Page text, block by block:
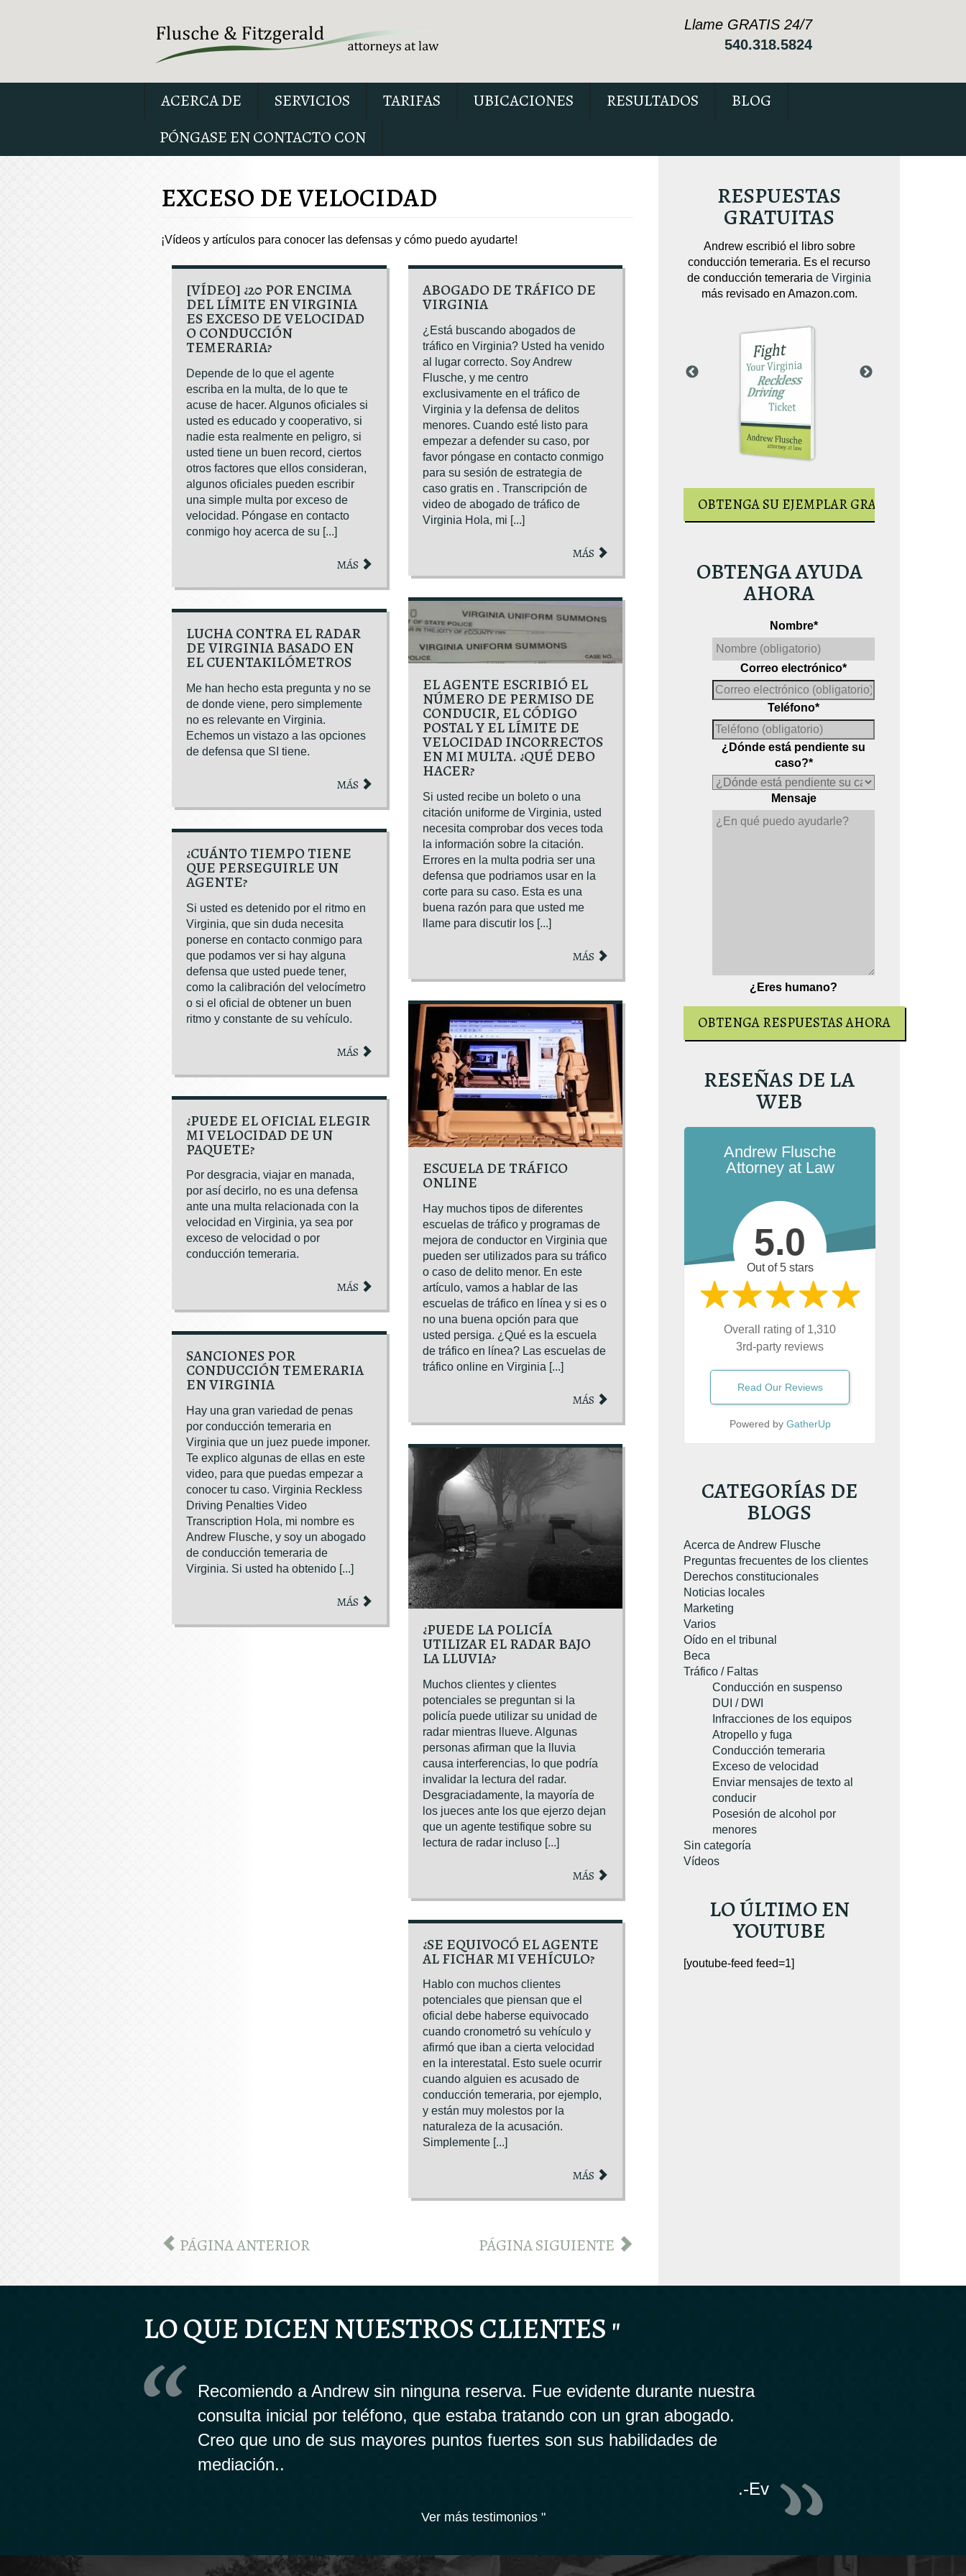
Llame GRATIS 24/7
540.318.5824
ACERCA DE SERVICIOS TARIFAS UBICACIONES RESULTADOS
BLOG
PÓNGASE EN CONTACTO CON
EXCESO DE VELOCIDAD
¡Vídeos y artículos para conocer las defensas y cómo puedo ayudarte!
[VÍDEO] ¿20 POR ENCIMA
DEL LÍMITE EN VIRGINIA
ES EXCESO DE VELOCIDAD
O CONDUCCIÓN
TEMERARIA?
Depende de lo que el agente
escriba en la multa, de lo que te
acuse de hacer. Algunos oficiales si
usted es educado y cooperativo, si
nadie esta realmente en peligro, si
usted tiene un buen record, ciertos
otros factores que ellos consideran,
algunos oficiales pueden escribir
una simple multa por exceso de
velocidad. Póngase en contacto
conmigo hoy acerca de su [...]
MÁS
LUCHA CONTRA EL RADAR
DE VIRGINIA BASADO EN
EL CUENTAKILÓMETROS
Me han hecho esta pregunta y no se
de donde viene, pero simplemente
no es relevante en Virginia.
Echemos un vistazo a las opciones
de defensa que SI tiene.
MÁS
¿CUÁNTO TIEMPO TIENE
QUE PERSEGUIRLE UN
AGENTE?
Si usted es detenido por el ritmo en
Virginia, que sin duda necesita
ponerse en contacto conmigo para
que podamos ver si hay alguna
defensa que usted puede tener,
como la calibración del velocímetro
o si el oficial de obtener un buen
ritmo y constante de su vehículo.
MÁS
¿PUEDE EL OFICIAL ELEGIR
MI VELOCIDAD DE UN
PAQUETE?
Por desgracia, viajar en manada,
por así decirlo, no es una defensa
ante una multa relacionada con la
velocidad en Virginia, ya sea por
exceso de velocidad o por
conducción temeraria.
MÁS
SANCIONES POR
CONDUCCIÓN TEMERARIA
EN VIRGINIA
Hay una gran variedad de penas
por conducción temeraria en
Virginia que un juez puede imponer.
Te explico algunas de ellas en este
video, para que puedas empezar a
conocer tu caso. Virginia Reckless
Driving Penalties Video
Transcription Hola, mi nombre es
Andrew Flusche, y soy un abogado
de conducción temeraria de
Virginia. Si usted ha obtenido [...]
MÁS
ABOGADO DE TRÁFICO DE
VIRGINIA
¿Está buscando abogados de
tráfico en Virginia? Usted ha venido
al lugar correcto. Soy Andrew
Flusche, y me centro
exclusivamente en el tráfico de
Virginia y la defensa de delitos
menores. Cuando esté listo para
empezar a defender su caso, por
favor póngase en contacto conmigo
para su sesión de estrategia de
caso gratis en . Transcripción de
video de abogado de tráfico de
Virginia Hola, mi [...]
MÁS
EL AGENTE ESCRIBIÓ EL
NÚMERO DE PERMISO DE
CONDUCIR, EL CÓDIGO
POSTAL Y EL LÍMITE DE
VELOCIDAD INCORRECTOS
EN MI MULTA. ¿QUÉ DEBO
HACER?
Si usted recibe un boleto o una
citación uniforme de Virginia, usted
necesita comprobar dos veces toda
la información sobre la citación.
Errores en la multa podria ser una
defensa que podriamos usar en la
corte para su caso. Esta es una
buena razón para que usted me
llame para discutir los [...]
MÁS
ESCUELA DE TRÁFICO
ONLINE
Hay muchos tipos de diferentes
escuelas de tráfico y programas de
mejora de conductor en Virginia que
pueden ser utilizados para su tráfico
o caso de delito menor. En este
artículo, vamos a hablar de las
escuelas de tráfico en línea y si es o
no una buena opción para que
usted persiga. ¿Qué es la escuela
de tráfico en línea? Las escuelas de
tráfico online en Virginia [...]
MÁS
¿PUEDE LA POLICÍA
UTILIZAR EL RADAR BAJO
LA LLUVIA?
Muchos clientes y clientes
potenciales se preguntan si la
policía puede utilizar su unidad de
radar mientras llueve. Algunas
personas afirman que la lluvia
causa interferencias, lo que podría
invalidar la lectura del radar.
Desgraciadamente, la mayoría de
los jueces ante los que ejerzo dejan
que un agente testifique sobre su
lectura de radar incluso [...]
MÁS
¿SE EQUIVOCÓ EL AGENTE
AL FICHAR MI VEHÍCULO?
Hablo con muchos clientes
potenciales que piensan que el
oficial debe haberse equivocado
cuando cronometró su vehículo y
afirmó que iban a cierta velocidad
en la interestatal. Esto suele ocurrir
cuando alguien es acusado de
conducción temeraria, por ejemplo,
y están muy molestos por la
naturaleza de la acusación.
Simplemente [...]
MÁS
PÁGINA ANTERIOR PÁGINA SIGUIENTE
RESPUESTAS
GRATUITAS
Nuestro informe especial sobre
posiblemente se debatan en su caso.
OBTENGA SU EJEMPLAR GRATUITO
Andrew escribió el libro sobre
conducción temeraria. Es el recurso
de conducción temeraria de Virginia
más revisado en Amazon.com.
OBTENGA SU EJEMPLAR GRATUITO
OBTENGA AYUDA
AHORA
Nombre*
Correo electrónico*
Teléfono*
¿Dónde está pendiente su
caso?*
Mensaje
¿Eres humano?
RESEÑAS DE LA
WEB
Andrew Flusche
Attorney at Law
5.0
Out of 5 stars
Overall rating of 1,310
3rd-party reviews
Read Our Reviews
Powered by GatherUp
CATEGORÍAS DE
BLOGS
Acerca de Andrew Flusche
Preguntas frecuentes de los clientes
Derechos constitucionales
Noticias locales
Marketing
Varios
Oído en el tribunal
Beca
Tráfico / Faltas
Conducción en suspenso
DUI / DWI
Infracciones de los equipos
Atropello y fuga
Conducción temeraria
Exceso de velocidad
Enviar mensajes de texto al
conducir
Posesión de alcohol por
menores
Sin categoría
Vídeos
LO ÚLTIMO EN
YOUTUBE
[youtube-feed feed=1]
LO QUE DICEN NUESTROS CLIENTES "
Recomiendo a Andrew sin ninguna reserva. Fue evidente durante nuestra
consulta inicial por teléfono, que estaba tratando con un gran abogado.
Creo que uno de sus mayores puntos fuertes son sus habilidades de
mediación..
.-Ev
Ver más testimonios "